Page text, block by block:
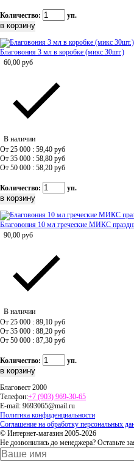
Количество: уп.
Благовония 3 мл в коробке (микс 30шт.)
60,00 руб
В наличии
От 25 000 : 59,40 руб
От 35 000 : 58,80 руб
От 50 000 : 58,20 руб
Количество: уп.
Благовония 10 мл греческие МИКС
90,00 руб
В наличии
От 25 000 : 89,10 руб
От 35 000 : 88,20 руб
От 50 000 : 87,30 руб
Количество: уп.
Благовест 2000
Телефон:+7 (903) 969-30-65
E-mail: 9693065@mail.ru
Политика конфиденциальности
Соглашение на обработку персональных
© Интернет-магазин 2005-2026
Не дозвонились до менеджера? Оставьте